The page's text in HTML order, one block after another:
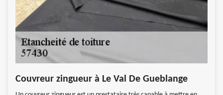
Couvreur zingueur à Le Val De Gueblange